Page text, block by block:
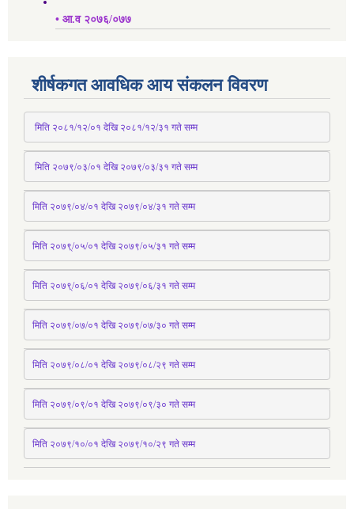
• आ.व २०७६/०७७
शीर्षकगत आवधिक आय संकलन विवरण
मिति २०८१/१२/०१ देखि २०८१/१२/३१ गते सम्म
मिति २०७९/०३/०१ देखि २०७९/०३/३१ गते सम्म
मिति २०७९/०४/०१ देखि २०७९/०४/३१ गते सम्म
मिति २०७९्/०५/०१ देखि २०७९/०५/३१ गते सम्म
मिति २०७९्/०६/०१ देखि २०७९/०६/३१ गते सम्म
मिति २०७९/०७/०१ देखि २०७९/०७/३० गते सम्म
मिति २०७९/०८/०१ देखि २०७९/०८/२९ गते सम्म
मिति २०७९/०९/०१ देखि २०७९/०९/३० गते सम्म
मिति २०७९/१०/०१ देखि २०७९/१०/२९ गते सम्म